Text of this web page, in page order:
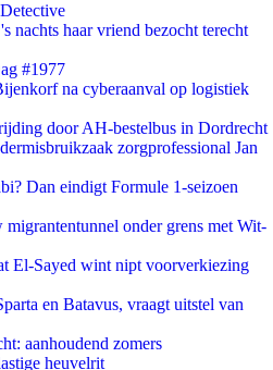
nachts haar vriend bezocht terecht
#1977
na cyberaanval op logistiek
door AH-bestelbus in Dordrecht
zorgprofessional Jan
Dan eindigt Formule 1-seizoen
onder grens met Wit-
El-Sayed wint nipt voorverkiezing
en Batavus, vraagt uitstel van
aanhoudend zomers
heuvelrit